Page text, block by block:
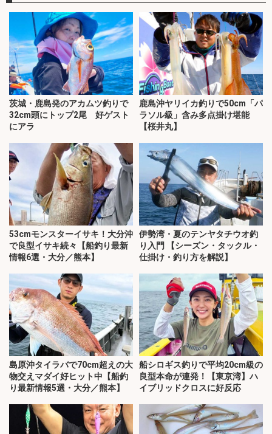
茨城・鹿島発のアカムツ釣りで
32cm頭にトップ2尾 好ゲスト
にアラ
鹿島沖ヤリイカ釣りで50cm「パ
ラソル級」含み多点掛け堪能
【桜井丸】
53cmモンスターイサキ！大分沖
で良型イサキ続々【船釣り最新
情報6選・大分／熊本】
伊勢湾・夏のテンヤタチウオ釣
り入門 【シーズン・タックル・
仕掛け・釣り方を解説】
島原沖タイラバで70cm超えの大
物交えマダイ好ヒット中【船釣
り最新情報5選・大分／熊本】
船シロギス釣りで平均20cm級の
良型本命が連発！【東京湾】ハ
イブリッドクロスに好反応